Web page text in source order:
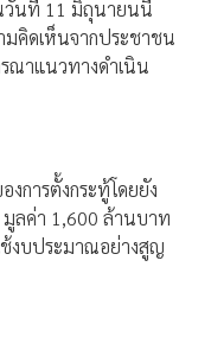
วันที่ 11 มิถุนายนนี้
มคิดเห็นจากประชาชน
ณาแนวทางดำเนิน
การตั้งกระทู้โดยยัง
มูลค่า 1,600 ล้านบาท
ช้งบประมาณอย่างสูญ